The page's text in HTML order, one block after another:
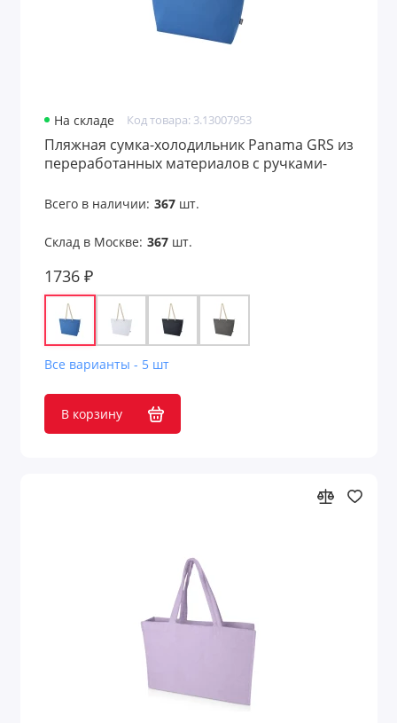
На складе Код товара: 3.13007953
Пляжная сумка-холодильник Panama GRS из
переработанных материалов с ручками-
Всего в наличии: 367шт.
Склад в Москве: 367шт.
1736 ₽
Все варианты - 5 шт
В корзину